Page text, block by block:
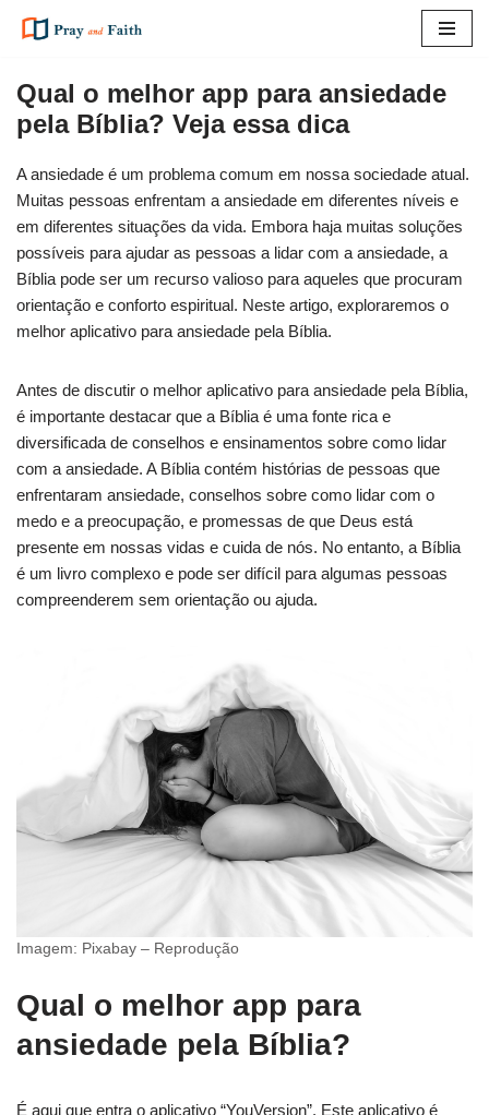
para
conteúdo
Qual o melhor app para ansiedade
pela Bíblia? Veja essa dica
A ansiedade é um problema comum em nossa sociedade atual.
Muitas pessoas enfrentam a ansiedade em diferentes níveis e
em diferentes situações da vida. Embora haja muitas soluções
possíveis para ajudar as pessoas a lidar com a ansiedade, a
Bíblia pode ser um recurso valioso para aqueles que procuram
orientação e conforto espiritual. Neste artigo, exploraremos o
melhor aplicativo para ansiedade pela Bíblia.
Antes de discutir o melhor aplicativo para ansiedade pela Bíblia,
é importante destacar que a Bíblia é uma fonte rica e
diversificada de conselhos e ensinamentos sobre como lidar
com a ansiedade. A Bíblia contém histórias de pessoas que
enfrentaram ansiedade, conselhos sobre como lidar com o
medo e a preocupação, e promessas de que Deus está
presente em nossas vidas e cuida de nós. No entanto, a Bíblia
é um livro complexo e pode ser difícil para algumas pessoas
compreenderem sem orientação ou ajuda.
Imagem: Pixabay – Reprodução
Qual o melhor app para
ansiedade pela Bíblia?
É aqui que entra o aplicativo “YouVersion”. Este aplicativo é